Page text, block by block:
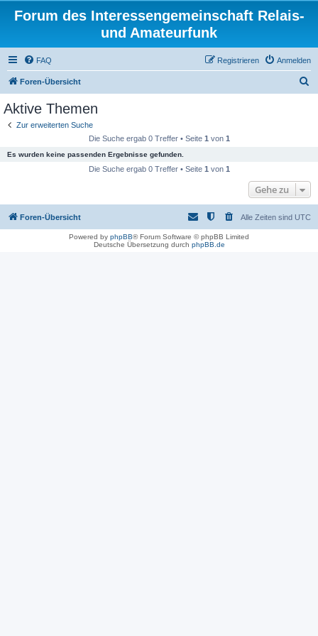
Forum des Interessengemeinschaft Relais-
und Amateurfunk
FAQ Anmelden
Registrieren
Foren-Übersicht
Aktive Themen
Zur erweiterten Suche
Die Suche ergab 0 Treffer • Seite 1 von 1
Es wurden keine passenden Ergebnisse gefunden.
Die Suche ergab 0 Treffer • Seite 1 von 1
Gehe zu
Foren-Übersicht Alle Zeiten sind UTC
Powered by phpBB® Forum Software © phpBB Limited
Deutsche Übersetzung durch phpBB.de